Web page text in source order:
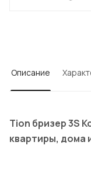
Описание
Tion бризер 3S
квартиры, дома